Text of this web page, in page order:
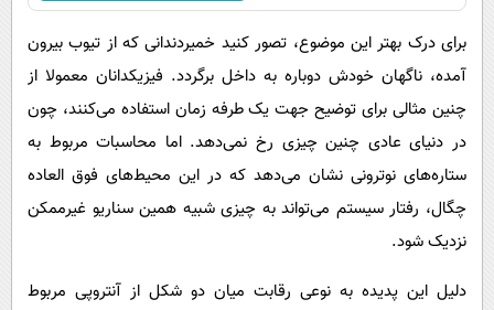
برای درک بهتر این موضوع، تصور کنید خمیردندانی که از تیوب بیرون
آمده، ناگهان خودش دوباره به داخل برگردد. فیزیکدانان معمولا از
چنین مثالی برای توضیح جهت یک‌ طرفه زمان استفاده می‌کنند، چون
در دنیای عادی چنین چیزی رخ نمی‌دهد. اما محاسبات مربوط به
ستاره‌های نوترونی نشان می‌دهد که در این محیط‌های فوق‌ العاده
چگال، رفتار سیستم می‌تواند به چیزی شبیه همین سناریو غیرممکن
نزدیک شود.
دلیل این پدیده به نوعی رقابت میان دو شکل از آنتروپی مربوط